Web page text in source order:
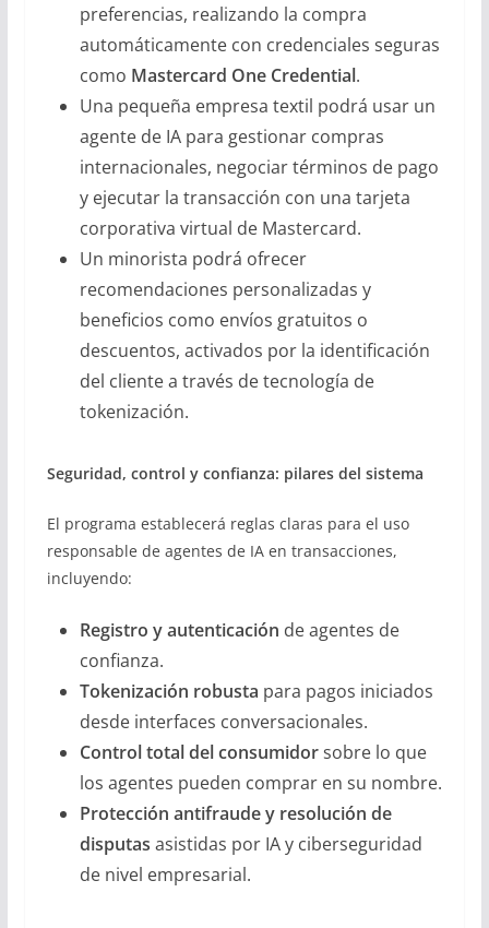
preferencias, realizando la compra
automáticamente con credenciales seguras
como Mastercard One Credential.
Una pequeña empresa textil podrá usar un
agente de IA para gestionar compras
internacionales, negociar términos de pago
y ejecutar la transacción con una tarjeta
corporativa virtual de Mastercard.
Un minorista podrá ofrecer
recomendaciones personalizadas y
beneficios como envíos gratuitos o
descuentos, activados por la identificación
del cliente a través de tecnología de
tokenización.
Seguridad, control y confianza: pilares del sistema
El programa establecerá reglas claras para el uso
responsable de agentes de IA en transacciones,
incluyendo:
Registro y autenticación de agentes de
confianza.
Tokenización robusta para pagos iniciados
desde interfaces conversacionales.
Control total del consumidorsobre lo que
los agentes pueden comprar en su nombre.
Protección antifraude y resolución de
disputas asistidas por IA y ciberseguridad
de nivel empresarial.